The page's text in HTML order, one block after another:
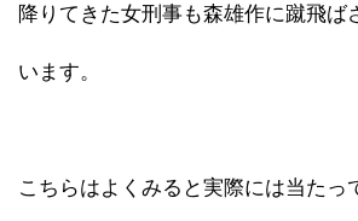
降りてきた女刑事も森雄作に蹴飛ば
います。
こちらはよくみると実際には当たっ